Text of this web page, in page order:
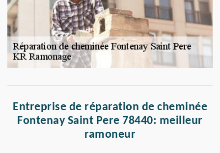
Entreprise de réparation de cheminée
Fontenay Saint Pere 78440: meilleur
ramoneur